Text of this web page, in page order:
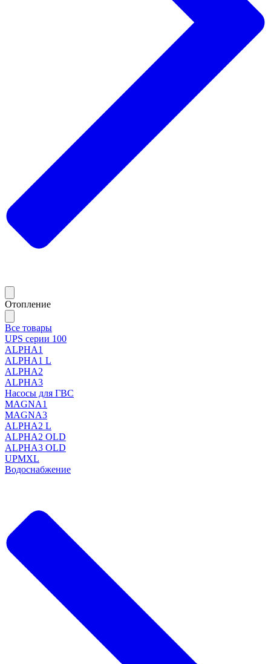
Отопление
Все товары
UPS серии 100
ALPHA1
ALPHA1 L
ALPHA2
ALPHA3
Насосы для ГВС
MAGNA1
MAGNA3
ALPHA2 L
ALPHA2 OLD
ALPHA3 OLD
UPMXL
Водоснабжение